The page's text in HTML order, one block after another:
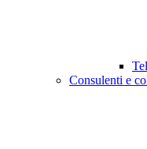
Consulenti e